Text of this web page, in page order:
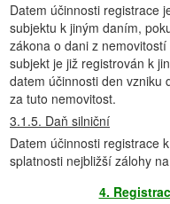
Datem účinnosti registrace
subjektu k jiným daním,
zákona o dani z
subjekt je již registrován k
datem účinnosti den vzniku
za tuto nemovitost.
3.1.5. Daň silniční
Datem účinnosti registrace
splatnosti nejbližší zálohy
4.